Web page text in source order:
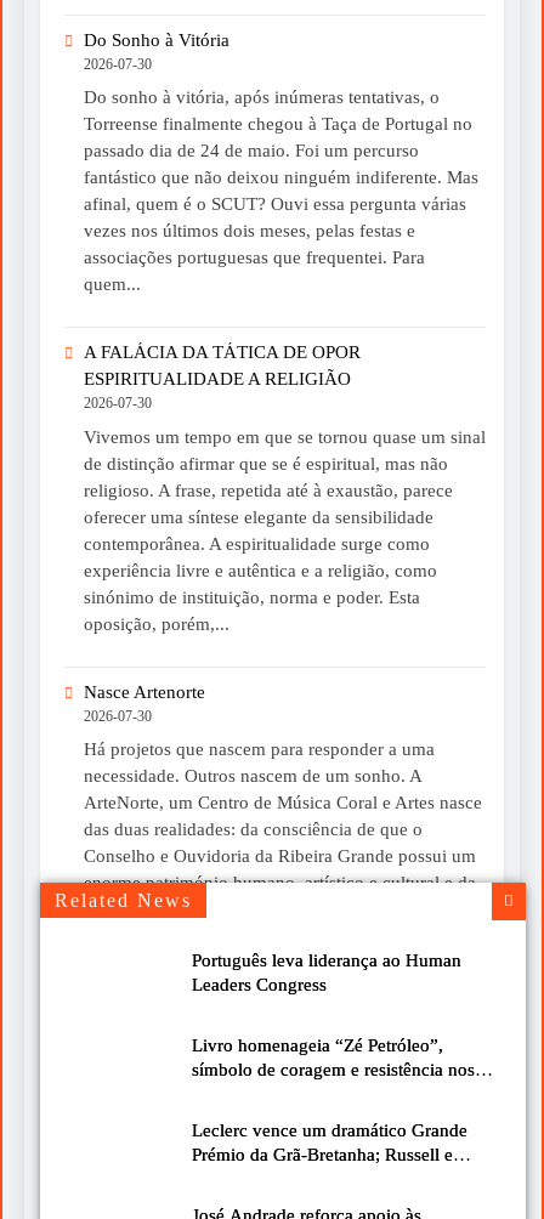
Related News
Português leva liderança ao Human
Leaders Congress
Livro homenageia “Zé Petróleo”,
símbolo de coragem e resistência nos
Leclerc vence um dramático Grande
Prémio da Grã-Bretanha; Russell e
José Andrade reforça apoio às
Do Sonho à Vitória
2026-07-30
Do sonho à vitória, após inúmeras tentativas, o
Torreense finalmente chegou à Taça de Portugal no
passado dia de 24 de maio. Foi um percurso
fantástico que não deixou ninguém indiferente. Mas
afinal, quem é o SCUT? Ouvi essa pergunta várias
vezes nos últimos dois meses, pelas festas e
associações portuguesas que frequentei. Para
quem...
A FALÁCIA DA TÁTICA DE OPOR
ESPIRITUALIDADE A RELIGIÃO
2026-07-30
Vivemos um tempo em que se tornou quase um sinal
de distinção afirmar que se é espiritual, mas não
religioso. A frase, repetida até à exaustão, parece
oferecer uma síntese elegante da sensibilidade
contemporânea. A espiritualidade surge como
experiência livre e autêntica e a religião, como
sinónimo de instituição, norma e poder. Esta
oposição, porém,...
Nasce Artenorte
2026-07-30
Há projetos que nascem para responder a uma
necessidade. Outros nascem de um sonho. A
ArteNorte, um Centro de Música Coral e Artes nasce
das duas realidades: da consciência de que o
Conselho e Ouvidoria da Ribeira Grande possui um
enorme património humano, artístico e cultural e da
convicção de que esse património merece ser...
Um livro para ler devagar neste verão
Chegou-me às mãos o livro “A Mística do Instante”,
do Cardeal José Tolentino Mendonça, uma obra que
ideias que podem fazer diferença no nosso dia a dia.